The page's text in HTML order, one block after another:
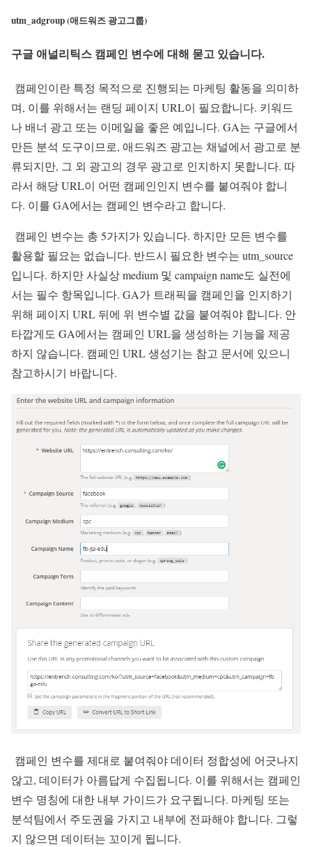
utm_adgroup (애드워즈 광고그룹)
구글 애널리틱스 캠페인 변수에 대해 묻고 있습니다.
캠페인이란 특정 목적으로 진행되는 마케팅 활동을 의미하
며, 이를 위해서는 랜딩 페이지 URL이 필요합니다. 키워드
나 배너 광고 또는 이메일을 좋은 예입니다. GA는 구글에서
만든 분석 도구이므로, 애드워즈 광고는 채널에서 광고로 분
류되지만, 그 외 광고의 경우 광고로 인지하지 못합니다. 따
라서 해당 URL이 어떤 캠페인인지 변수를 붙여줘야 합니
다. 이를 GA에서는 캠페인 변수라고 합니다.
캠페인 변수는 총 5가지가 있습니다. 하지만 모든 변수를
활용할 필요는 없습니다. 반드시 필요한 변수는 utm_source
입니다. 하지만 사실상 medium 및 campaign name도 실전에
서는 필수 항목입니다. GA가 트래픽을 캠페인을 인지하기
위해 페이지 URL 뒤에 위 변수별 값을 붙여줘야 합니다. 안
타깝게도 GA에서는 캠페인 URL을 생성하는 기능을 제공
하지 않습니다. 캠페인 URL 생성기는 참고 문서에 있으니
참고하시기 바랍니다.
캠페인 변수를 제대로 붙여줘야 데이터 정합성에 어긋나지
않고, 데이터가 아름답게 수집됩니다. 이를 위해서는 캠페인
변수 명칭에 대한 내부 가이드가 요구됩니다. 마케팅 또는
분석팀에서 주도권을 가지고 내부에 전파해야 합니다. 그렇
지 않으면 데이터는 꼬이게 됩니다.